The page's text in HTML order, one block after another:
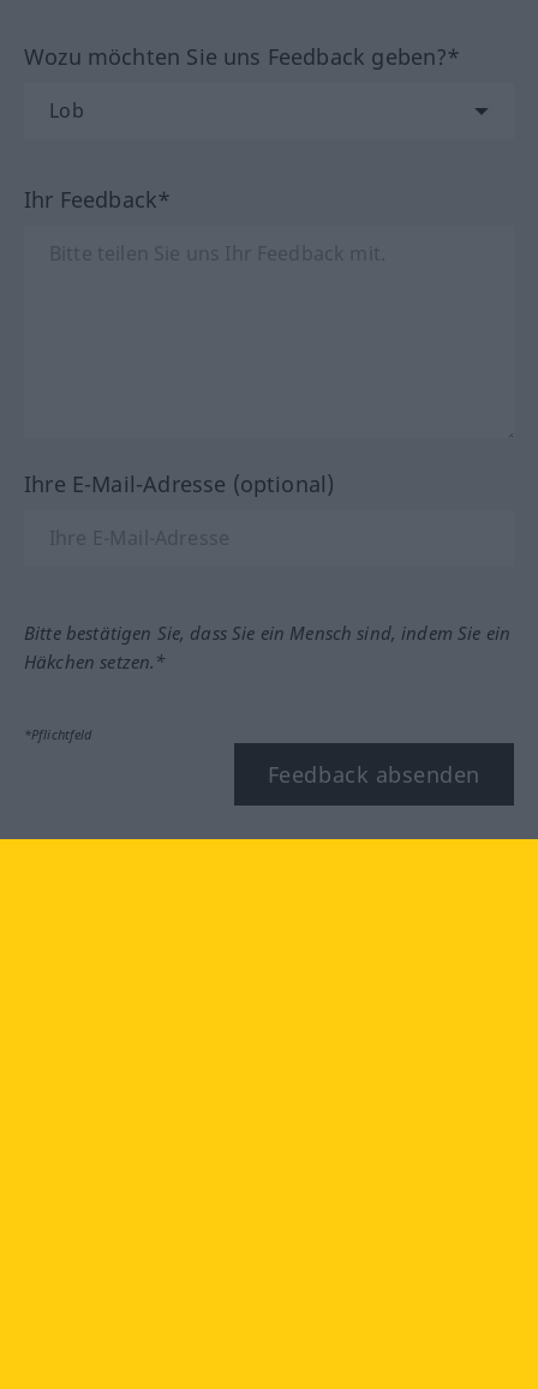
Wozu möchten Sie uns Feedback geben?*
Ihr Feedback*
Ihre E-Mail-Adresse (optional)
Bitte bestätigen Sie, dass Sie ein Mensch sind, indem Sie ein
Häkchen setzen.*
*Pflichtfeld
Feedback absenden